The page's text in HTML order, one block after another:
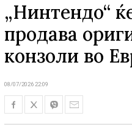
„Нинтендo“
продава
конзоли во
08/07/2026 22:09